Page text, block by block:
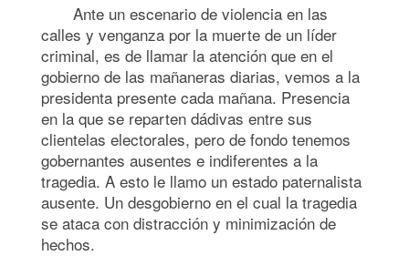
Ante un escenario de violencia en las
calles y venganza por la muerte de un líder
criminal, es de llamar la atención que en el
gobierno de las mañaneras diarias, vemos a la
presidenta presente cada mañana. Presencia
en la que se reparten dádivas entre sus
clientelas electorales, pero de fondo tenemos
gobernantes ausentes e indiferentes a la
tragedia. A esto le llamo un estado paternalista
ausente. Un desgobierno en el cual la tragedia
se ataca con distracción y minimización de
hechos.